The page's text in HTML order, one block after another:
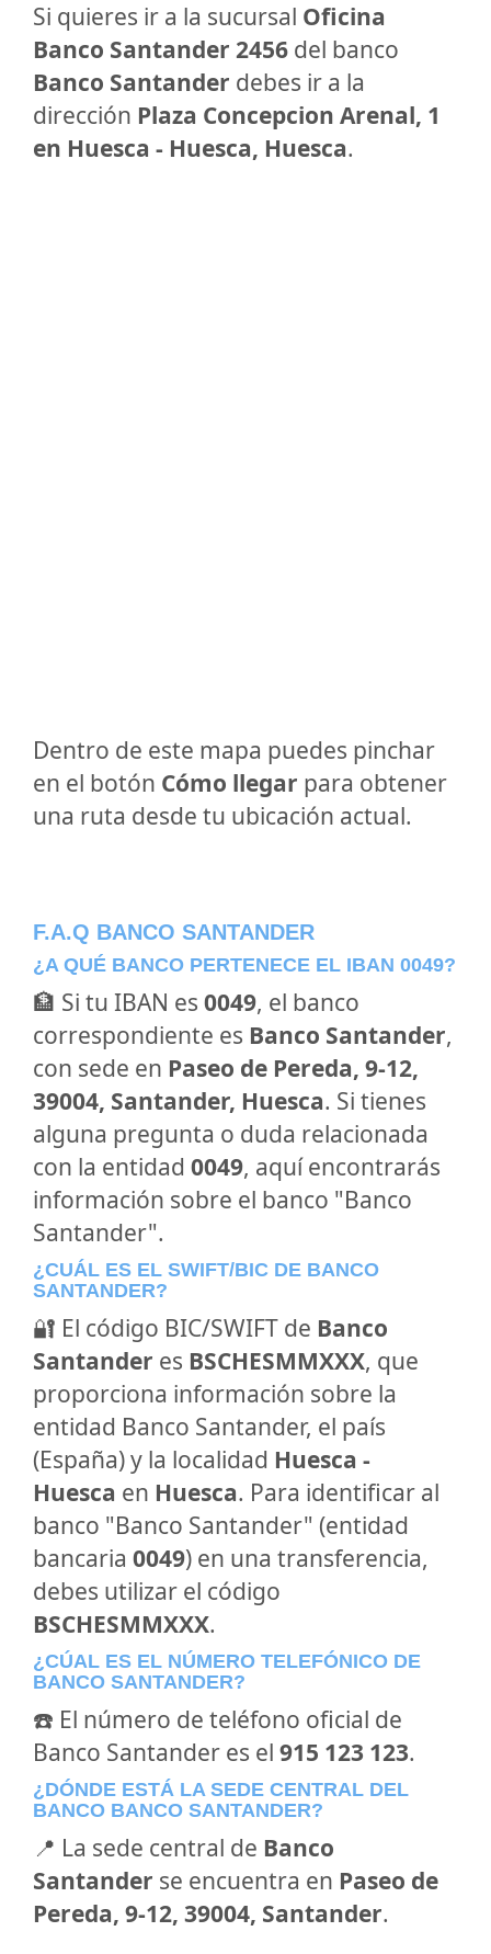
Si quieres ir a la sucursal Oficina
Banco Santander 2456 del banco
Banco Santander debes ir a la
dirección Plaza Concepcion Arenal, 1
en Huesca - Huesca, Huesca.
Dentro de este mapa puedes pinchar
en el botón Cómo llegar para obtener
una ruta desde tu ubicación actual.
F.A.Q BANCO SANTANDER
¿A QUÉ BANCO PERTENECE EL IBAN 0049?
🏦 Si tu IBAN es 0049, el banco
correspondiente es Banco Santander,
con sede en Paseo de Pereda, 9-12,
39004, Santander, Huesca. Si tienes
alguna pregunta o duda relacionada
con la entidad 0049, aquí encontrarás
información sobre el banco "Banco
Santander".
¿CUÁL ES EL SWIFT/BIC DE BANCO
SANTANDER?
🔐 El código BIC/SWIFT de Banco
Santander es BSCHESMMXXX, que
proporciona información sobre la
entidad Banco Santander, el país
(España) y la localidad Huesca -
Huesca en Huesca. Para identificar al
banco "Banco Santander" (entidad
bancaria 0049) en una transferencia,
debes utilizar el código
BSCHESMMXXX.
¿CÚAL ES EL NÚMERO TELEFÓNICO DE
BANCO SANTANDER?
☎️ El número de teléfono oficial de
Banco Santander es el 915 123 123.
¿DÓNDE ESTÁ LA SEDE CENTRAL DEL
BANCO BANCO SANTANDER?
📍 La sede central de Banco
Santander se encuentra en Paseo de
Pereda, 9-12, 39004, Santander.